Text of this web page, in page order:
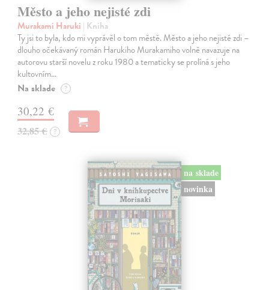
Město a jeho nejisté zdi
Murakami Haruki | Kniha
Ty jsi to byla, kdo mi vyprávěl o tom městě. Město a jeho nejisté zdi –
dlouho očekávaný román Harukiho Murakamiho volně navazuje na
autorovu starší novelu z roku 1980 a tematicky se prolíná s jeho
kultovním…
Na sklade ?
30,22 €
32,85 € ?
na sklade
novinka